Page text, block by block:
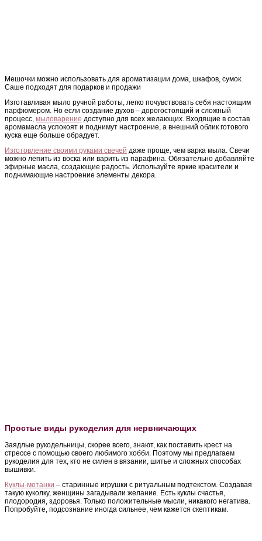
Мешочки можно использовать для ароматизации дома, шкафов, сумок.
Саше подходят для подарков и продажи
Изготавливая мыло ручной работы, легко почувствовать себя настоящим
парфюмером. Но если создание духов – дорогостоящий и сложный
процесс, мыловарение доступно для всех желающих. Входящие в состав
аромамасла успокоят и поднимут настроение, а внешний облик готового
куска еще больше обрадует.
Изготовление своими руками свечей даже проще, чем варка мыла. Свечи
можно лепить из воска или варить из парафина. Обязательно добавляйте
эфирные масла, создающие радость. Используйте яркие красители и
поднимающие настроение элементы декора.
Простые виды рукоделия для нервничающих
Заядлые рукодельницы, скорее всего, знают, как поставить крест на
стрессе с помощью своего любимого хобби. Поэтому мы предлагаем
рукоделия для тех, кто не силен в вязании, шитье и сложных способах
вышивки.
Куклы-мотанки – старинные игрушки с ритуальным подтекстом. Создавая
такую куколку, женщины загадывали желание. Есть куклы счастья,
плодородия, здоровья. Только положительные мысли, никакого негатива.
Попробуйте, подсознание иногда сильнее, чем кажется скептикам.